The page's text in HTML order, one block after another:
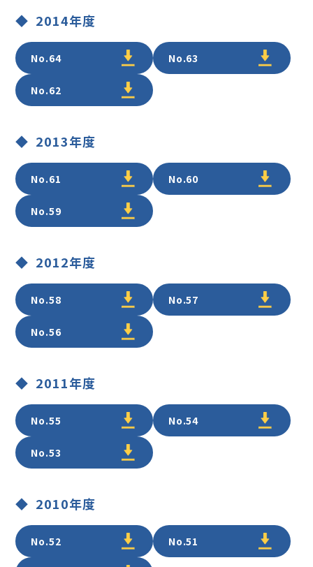
2014年度
No.64 No.63
No.62
2013年度
No.61 No.60
No.59
2012年度
No.58 No.57
No.56
2011年度
No.55 No.54
No.53
2010年度
No.52 No.51